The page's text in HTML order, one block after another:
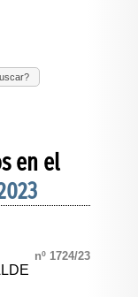
en el
nº 1724/23